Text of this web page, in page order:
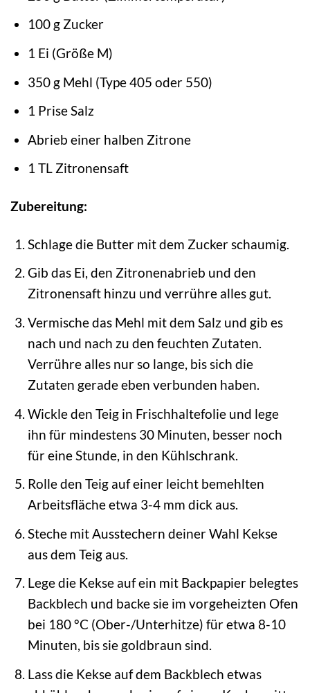
100 g Zucker
1 Ei (Größe M)
350 g Mehl (Type 405 oder 550)
1 Prise Salz
Abrieb einer halben Zitrone
1 TL Zitronensaft
Zubereitung:
Schlage die Butter mit dem Zucker schaumig.
Gib das Ei, den Zitronenabrieb und den
Zitronensaft hinzu und verrühre alles gut.
Vermische das Mehl mit dem Salz und gib es
nach und nach zu den feuchten Zutaten.
Verrühre alles nur so lange, bis sich die
Zutaten gerade eben verbunden haben.
Wickle den Teig in Frischhaltefolie und lege
ihn für mindestens 30 Minuten, besser noch
für eine Stunde, in den Kühlschrank.
Rolle den Teig auf einer leicht bemehlten
Arbeitsfläche etwa 3-4 mm dick aus.
Steche mit Ausstechern deiner Wahl Kekse
aus dem Teig aus.
Lege die Kekse auf ein mit Backpapier belegtes
Backblech und backe sie im vorgeheizten Ofen
bei 180 °C (Ober-/Unterhitze) für etwa 8-10
Minuten, bis sie goldbraun sind.
Lass die Kekse auf dem Backblech etwas